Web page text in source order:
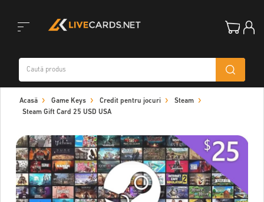
navigation
Acasă Game Keys Credit pentru jocuri
Steam
Steam Gift Card 25 USD USA